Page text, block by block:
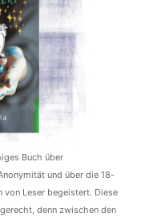
Buch über
und über die 18-
Leser begeistert. Diese
denn zwischen den